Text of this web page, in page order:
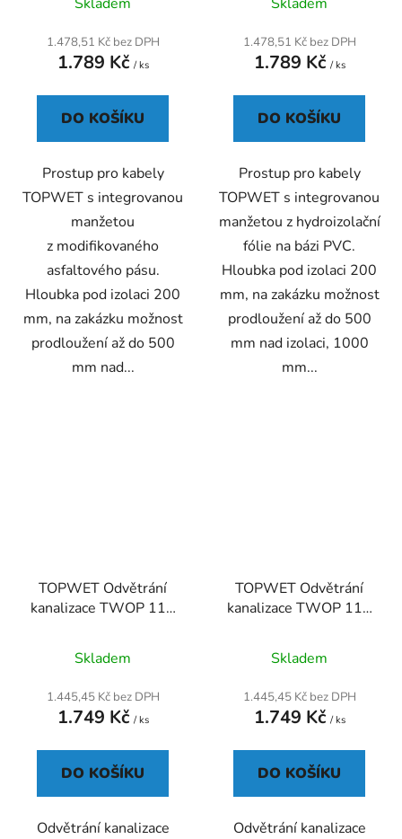
1.478,51 Kč bez DPH
1.789 Kč / ks
DO KOŠÍKU
Prostup pro kabely
TOPWET s integrovanou
manžetou
z modifikovaného
asfaltového pásu.
Hloubka pod izolaci 200
mm, na zakázku možnost
prodloužení až do 500
mm nad...
hodnocení
produktu
je
z
1.478,51 Kč bez DPH
1.789 Kč / ks
DO KOŠÍKU
Prostup pro kabely
TOPWET s integrovanou
manžetou z hydroizolační
fólie na bázi PVC.
Hloubka pod izolaci 200
mm, na zakázku možnost
prodloužení až do 500
mm nad izolaci, 1000
mm...
TOPWET Odvětrání
kanalizace TWOP 110
Skladem
1.445,45 Kč bez DPH
1.749 Kč / ks
DO KOŠÍKU
Odvětrání kanalizace
TOPWET Odvětrání
kanalizace TWOP 110
hodnocení
produktu
je
z
Skladem
1.445,45 Kč bez DPH
1.749 Kč / ks
DO KOŠÍKU
Odvětrání kanalizace